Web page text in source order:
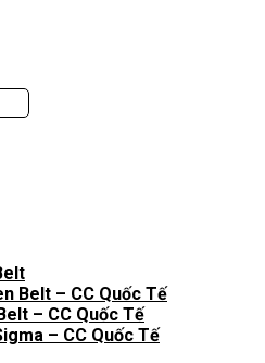
Belt – CC Quốc Tế
– CC Quốc Tế
– CC Quốc Tế